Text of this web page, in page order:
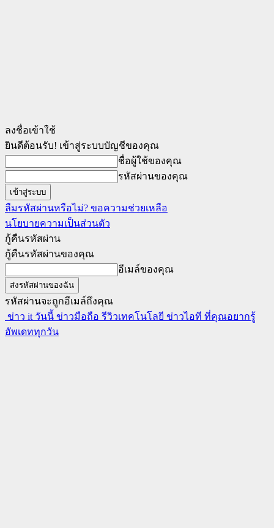
ลงชื่อเข้าใช้
ยินดีต้อนรับ! เข้าสู่ระบบบัญชีของคุณ
ชื่อผู้ใช้ของคุณ
รหัสผ่านของคุณ
ลืมรหัสผ่านหรือไม่? ขอความช่วยเหลือ
นโยบายความเป็นส่วนตัว
กู้คืนรหัสผ่าน
กู้คืนรหัสผ่านของคุณ
อีเมล์ของคุณ
รหัสผ่านจะถูกอีเมล์ถึงคุณ
ข่าว it วันนี้ ข่าวมือถือ รีวิวเทคโนโลยี ข่าวไอที ที่คุณอยากรู้
อัพเดททุกวัน